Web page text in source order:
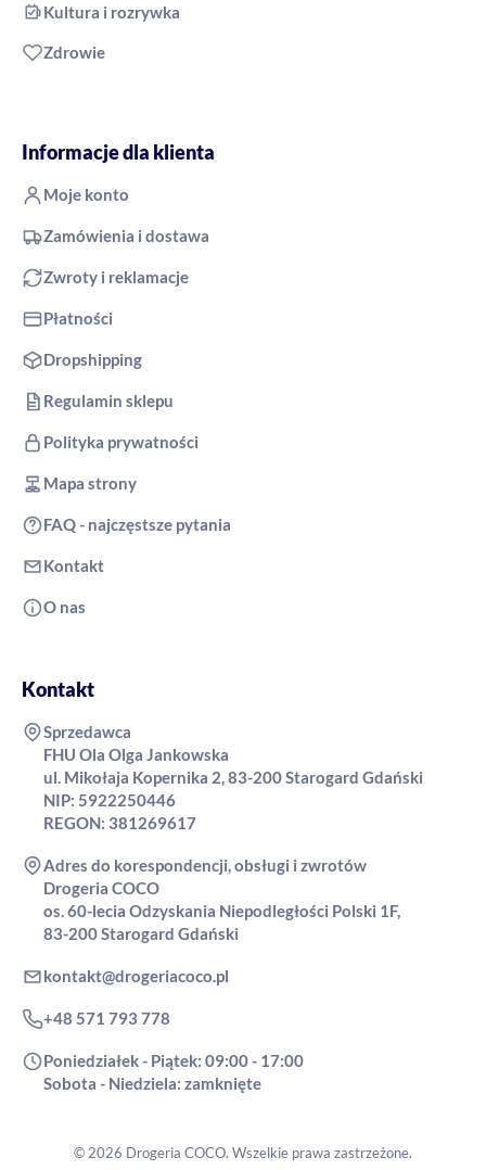
Kultura i rozrywka
Zdrowie
Informacje dla klienta
Moje konto
Zamówienia i dostawa
Zwroty i reklamacje
Płatności
Dropshipping
Regulamin sklepu
Polityka prywatności
Mapa strony
FAQ - najczęstsze pytania
Kontakt
O nas
Kontakt
Sprzedawca
FHU Ola Olga Jankowska
ul. Mikołaja Kopernika 2, 83-200 Starogard Gdański
NIP: 5922250446
REGON: 381269617
Adres do korespondencji, obsługi i zwrotów
Drogeria COCO
os. 60-lecia Odzyskania Niepodległości Polski 1F,
83-200 Starogard Gdański
kontakt@drogeriacoco.pl
+48 571 793 778
Poniedziałek - Piątek: 09:00 - 17:00
Sobota - Niedziela: zamknięte
© 2026 Drogeria COCO. Wszelkie prawa zastrzeżone.